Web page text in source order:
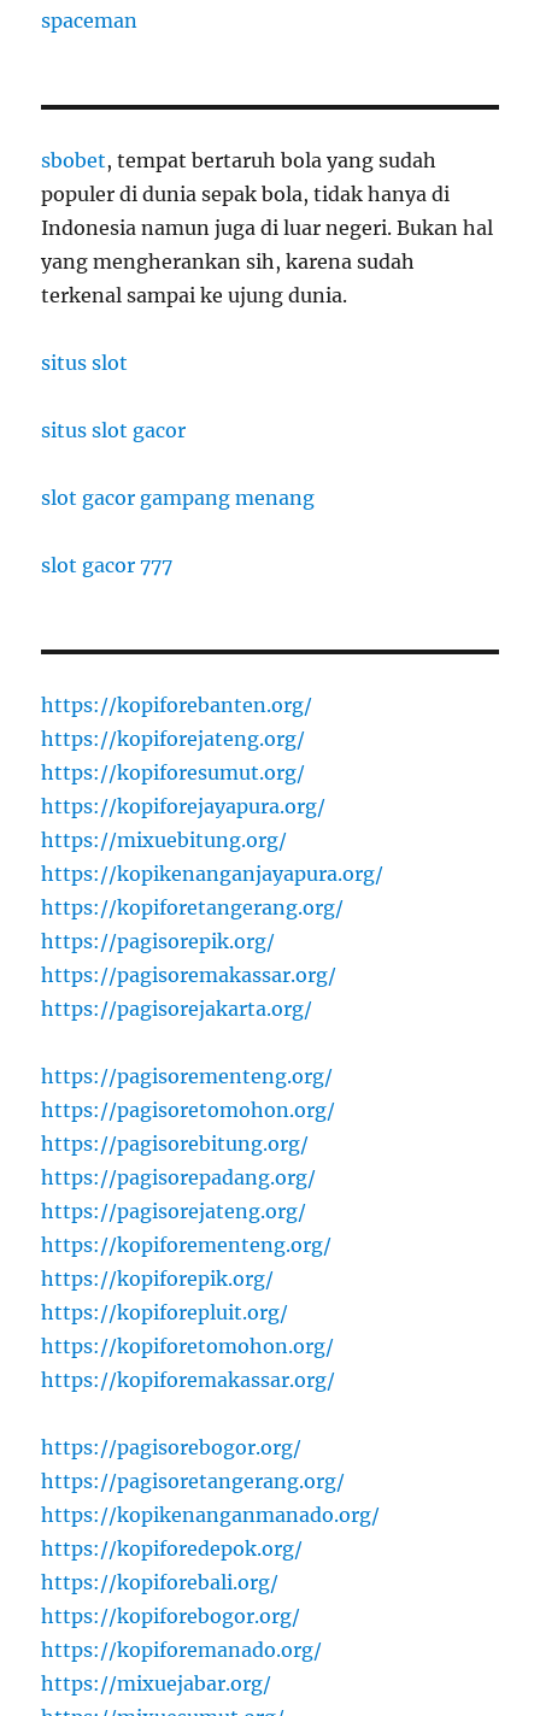
spaceman
sbobet, tempat bertaruh bola yang sudah
populer di dunia sepak bola, tidak hanya di
Indonesia namun juga di luar negeri. Bukan hal
yang mengherankan sih, karena sudah
terkenal sampai ke ujung dunia.
situs slot
situs slot gacor
slot gacor gampang menang
slot gacor 777
https://kopiforebanten.org/
https://kopiforejateng.org/
https://kopiforesumut.org/
https://kopiforejayapura.org/
https://mixuebitung.org/
https://kopikenanganjayapura.org/
https://kopiforetangerang.org/
https://pagisorepik.org/
https://pagisoremakassar.org/
https://pagisorejakarta.org/
https://pagisorementeng.org/
https://pagisoretomohon.org/
https://pagisorebitung.org/
https://pagisorepadang.org/
https://pagisorejateng.org/
https://kopiforementeng.org/
https://kopiforepik.org/
https://kopiforepluit.org/
https://kopiforetomohon.org/
https://kopiforemakassar.org/
https://pagisorebogor.org/
https://pagisoretangerang.org/
https://kopikenanganmanado.org/
https://kopiforedepok.org/
https://kopiforebali.org/
https://kopiforebogor.org/
https://kopiforemanado.org/
https://mixuejabar.org/